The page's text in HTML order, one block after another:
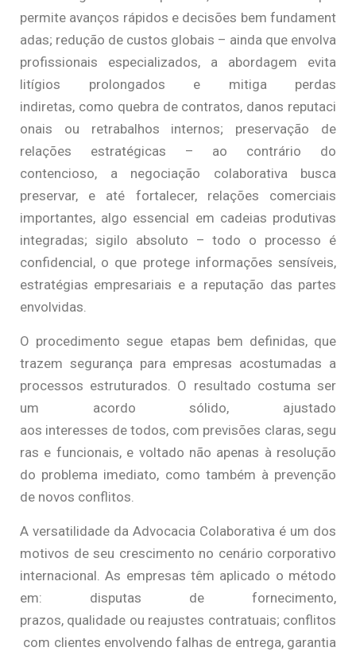
permite avanços rápidos e decisões bem fundament
adas; redução de custos globais – ainda que envolva
profissionais especializados, a abordagem evita
litígios prolongados e mitiga perdas
indiretas, como quebra de contratos, danos reputaci
onais ou retrabalhos internos; preservação de
relações estratégicas – ao contrário do
contencioso, a negociação colaborativa busca
preservar, e até fortalecer, relações comerciais
importantes, algo essencial em cadeias produtivas
integradas; sigilo absoluto – todo o processo é
confidencial, o que protege informações sensíveis,
estratégias empresariais e a reputação das partes
envolvidas.
O procedimento segue etapas bem definidas, que
trazem segurança para empresas acostumadas a
processos estruturados. O resultado costuma ser
um acordo sólido, ajustado
aos interesses de todos, com previsões claras, segu
ras e funcionais, e voltado não apenas à resolução
do problema imediato, como também à prevenção
de novos conflitos.
A versatilidade da Advocacia Colaborativa é um dos
motivos de seu crescimento no cenário corporativo
internacional. As empresas têm aplicado o método
em: disputas de fornecimento,
prazos, qualidade ou reajustes contratuais; conflitos
com clientes envolvendo falhas de entrega, garantia